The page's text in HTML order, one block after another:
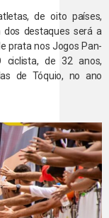
de oito países,
destaques será a
prata nos Jogos Pan-
ciclista, de 32 anos,
de Tóquio, no ano